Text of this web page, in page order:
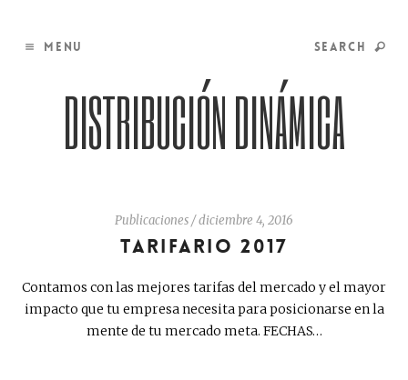
MENU SEARCH
DISTRIBUCIÓN DINÁMICA
Publicaciones/diciembre 4, 2016
TARIFARIO 2017
Contamos con las mejores tarifas del mercado y el mayor
impacto que tu empresa necesita para posicionarse en la
mente de tu mercado meta. FECHAS…